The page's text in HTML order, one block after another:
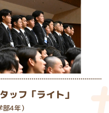
フ「ライト」
4年）